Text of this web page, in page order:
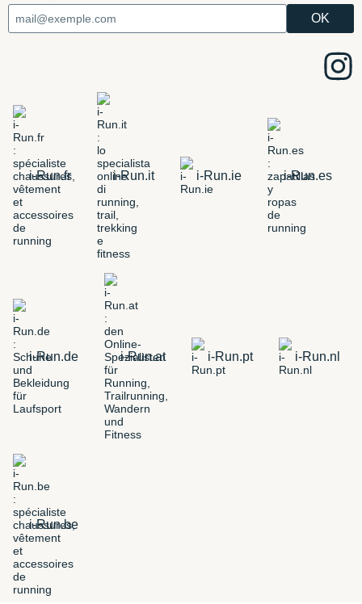
i-Run.fr i-Run.it i-Run.ie i-Run.es
i-Run.de i-Run.at i-Run.pt i-Run.nl
i-Run.be